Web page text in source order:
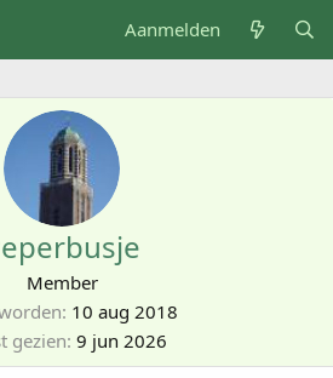
Aanmelden
Member
10 aug 2018
gezien 9 jun 2026